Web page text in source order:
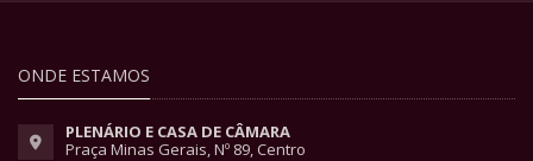
ONDE ESTAMOS
PLENÁRIO E CASA DE CÂMARA
Praça Minas Gerais, Nº 89, Centro